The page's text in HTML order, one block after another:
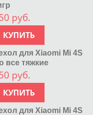
руб.
КУПИТЬ
для Xiaomi Mi 4S
все тяжкие
руб.
КУПИТЬ
для Xiaomi Mi 4S